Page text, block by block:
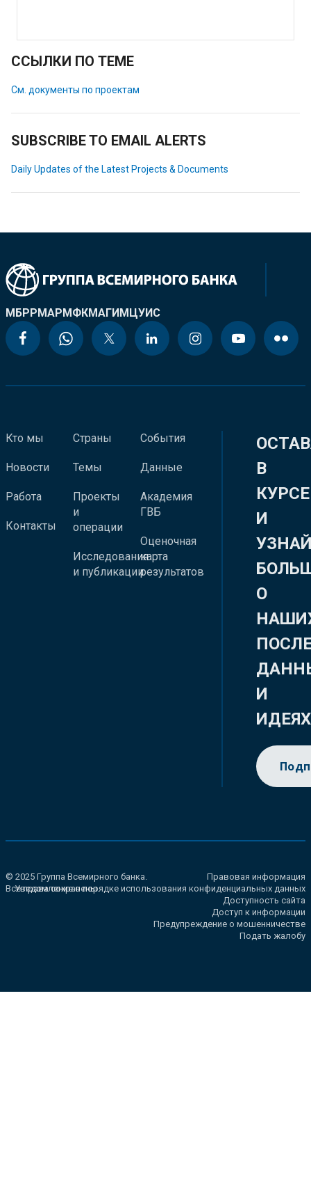
ССЫЛКИ ПО ТЕМЕ
См. документы по проектам
SUBSCRIBE TO EMAIL ALERTS
Daily Updates of the Latest Projects & Documents
МБРРМАРМФКМАГИМЦУИС
Кто мы
Новости
Работа
Контакты
Страны
Темы
Проекты
и
операции
Исследования
и публикации
События
Данные
Академия
ГВБ
Оценочная
карта
результатов
В
КУРСЕ
И
О
И
ИДЕЯХ
© 2025 Группа Всемирного банка.
Все права сохранены.
Правовая информация
Уведомление о порядке использования конфиденциальных данных
Доступность сайта
Доступ к информации
Предупреждение о мошенничестве
Подать жалобу